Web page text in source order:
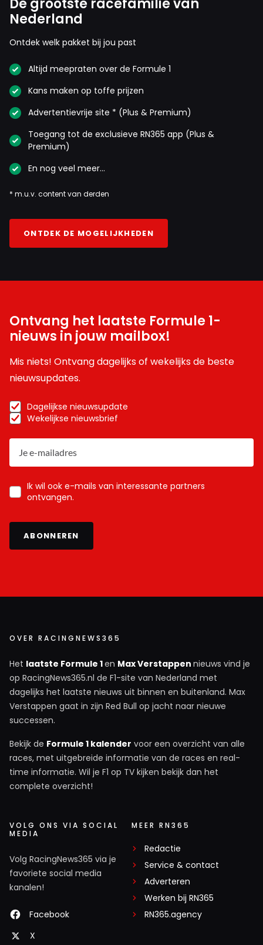
De grootste racefamilie van
Nederland
Ontdek welk pakket bij jou past
Altijd meepraten over de Formule 1
Kans maken op toffe prijzen
Advertentievrije site * (Plus & Premium)
Toegang tot de exclusieve RN365 app (Plus &
Premium)
En nog veel meer…
* m.u.v. content van derden
ONTDEK DE MOGELIJKHEDEN
Ontvang het laatste Formule 1-
nieuws in jouw mailbox!
Mis niets! Ontvang dagelijks of wekelijks de beste
nieuwsupdates.
Dagelijkse nieuwsupdate
Wekelijkse nieuwsbrief
Ik wil ook e-mails van interessante partners
ontvangen.
ABONNEREN
OVER RACINGNEWS365
Het laatste Formule 1en Max Verstappen nieuws vind je
op RacingNews365.nl de F1-site van Nederland met
dagelijks het laatste nieuws uit binnen en buitenland. Max
Verstappen gaat in zijn Red Bull op jacht naar nieuwe
successen.
Bekijk de Formule 1 kalender voor een overzicht van alle
races, met uitgebreide informatie van de races en real-
time informatie. Wil je F1 op TV kijken bekijk dan het
complete overzicht!
VOLG ONS VIA SOCIAL
MEDIA
Volg RacingNews365 via je
favoriete social media
kanalen!
Facebook
X
MEER RN365
Redactie
Service & contact
Adverteren
Werken bij RN365
RN365.agency